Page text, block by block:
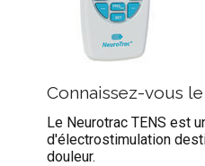
Connaissez-vous
Le Neurotrac TENS est
d'électrostimulation
douleur.